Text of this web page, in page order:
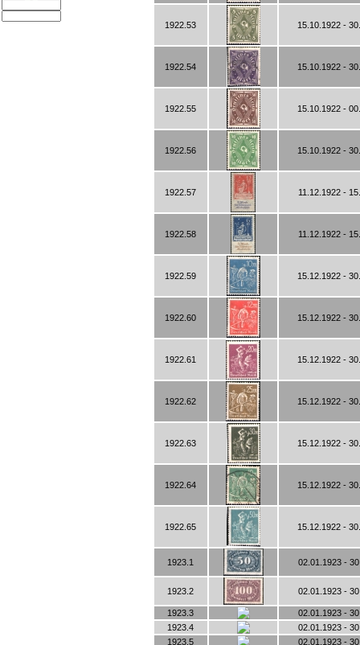
1922.53 15.10.1922 -
1922.54 15.10.1922 -
1922.55 15.10.1922 -
1922.56 15.10.1922 -
1922.57 11.12.1922 -
1922.58 11.12.1922 -
1922.59 15.12.1922 -
1922.60 15.12.1922 -
1922.61 15.12.1922 -
1922.62 15.12.1922 -
1922.63 15.12.1922 -
1922.64 15.12.1922 -
1922.65 15.12.1922 -
1923.1 02.01.1923 -
1923.2 02.01.1923 -
1923.3
02.01.1923 -
1923.4
02.01.1923 -
1923.5
02.01.1923 -